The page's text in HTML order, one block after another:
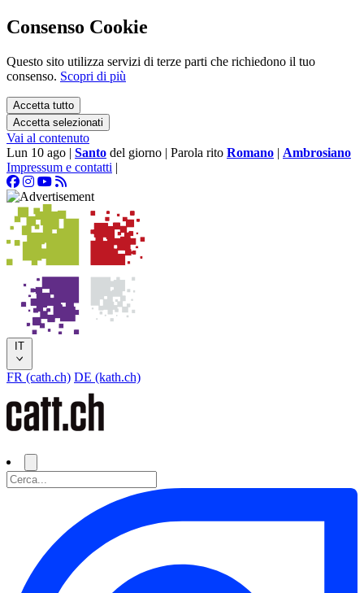
Consenso Cookie
Questo sito utilizza servizi di terze parti che richiedono il tuo
consenso. Scopri di più
Accetta tutto
Accetta selezionati
Vai al contenuto
Lun 10 ago | Santo del giorno | Parola rito Romano | Ambrosiano
Impressum e contatti |
IT
FR (cath.ch) DE (kath.ch)